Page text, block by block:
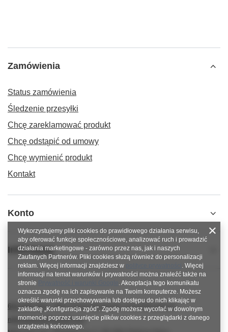
Zamówienia
Status zamówienia
Śledzenie przesyłki
Chcę zareklamować produkt
Chcę odstąpić od umowy
Chcę wymienić produkt
Kontakt
Konto
Informacje
600 267 814 https://www.facebook.com/nitkowelove
nitkowelove@gmail.com
Wykorzystujemy pliki cookies do prawidłowego działania serwisu,
aby oferować funkcje społecznościowe, analizować ruch i prowadzić
działania marketingowe - zarówno przez nas, jak i naszych
Zaufanych Partnerów. Pliki cookies służą również do personalizacji
reklam. Więcej informacji znajdziesz w
. Więcej
informacji na temat warunków i prywatności można znaleźć także na
stronie
. Akceptacja tego komunikatu
oznacza zgodę na ich zapisywanie na Twoim komputerze. Możesz
określić warunki przechowywania lub dostępu do nich klikając w
zakładkę „Konfiguracja zgód”. Zgodę możesz wycofać w dowolnym
momencie poprzez usunięcie plików cookies z przeglądarki z danego
urządzenia końcowego.